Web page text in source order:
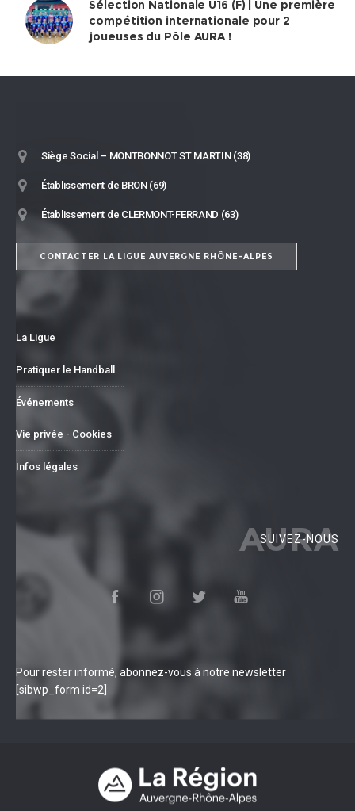
Sélection Nationale U16 (F) | Une première
compétition internationale pour 2
joueuses du Pôle AURA !
Siège Social – MONTBONNOT ST MARTIN (38)
Établissement de BRON (69)
Établissement de CLERMONT-FERRAND (63)
CONTACTER LA LIGUE AUVERGNE RHÔNE-ALPES
La Ligue
Pratiquer le Handball
Événements
Vie privée - Cookies
Infos légales
AURA
SUIVEZ-NOUS
Pour rester informé, abonnez-vous à notre newsletter
[sibwp_form id=2]